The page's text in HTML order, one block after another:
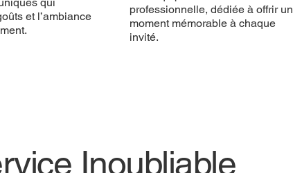
qui
et l’ambiance
professionnelle, dédiée à offrir un
moment mémorable à chaque
invité.
Inoubliable